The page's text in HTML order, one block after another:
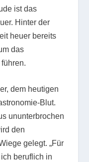
ist das
Hinter der
heuer bereits
das
dem heutigen
Blut.
ununterbrochen
den
gelegt. „Für
beruflich in